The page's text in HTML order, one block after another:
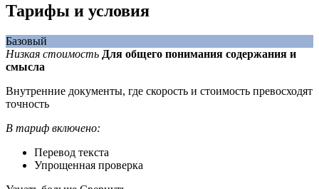
Тарифы и условия
Базовый
Низкая стоимость Для общего понимания содержания и
смысла
Внутренние документы, где скорость и стоимость превосходят
точность
В тариф включено:
Перевод текста
Упрощенная проверка